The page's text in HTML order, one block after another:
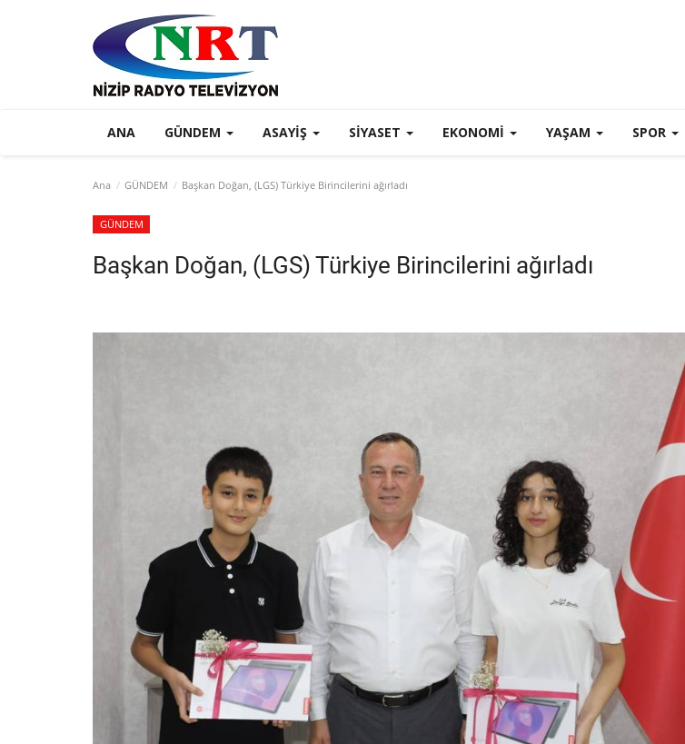
ANA GÜNDEM ASAYIŞ SIYASET EKONOMI YAŞAM SPOR
Ana GÜNDEM Başkan Doğan, (LGS) Türkiye Birincilerini ağırladı
GÜNDEM
Başkan Doğan, (LGS) Türkiye Birincilerini ağırladı